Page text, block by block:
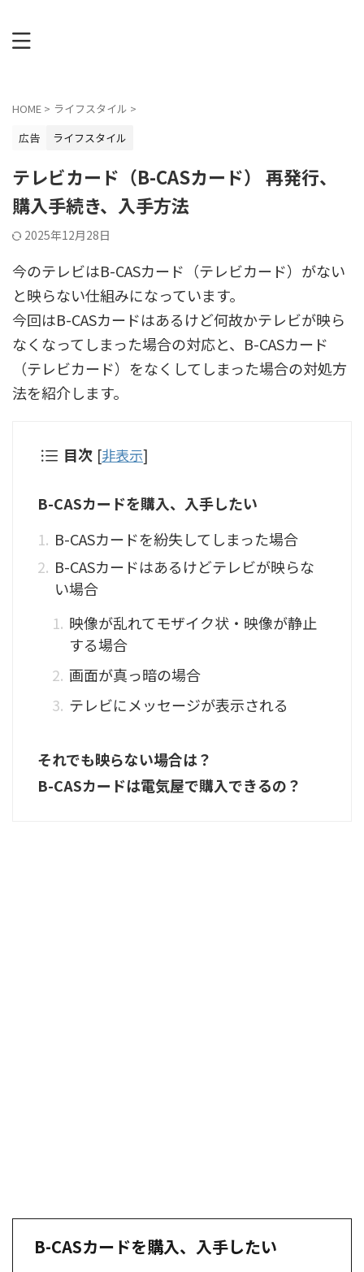
HOME > ライフスタイル >
広告
ライフスタイル
テレビカード（B-CASカード） 再発行、
購入手続き、入手方法
2025年12月28日
今のテレビはB-CASカード（テレビカード）がない
と映らない仕組みになっています。
今回はB-CASカードはあるけど何故かテレビが映ら
なくなってしまった場合の対応と、B-CASカード
（テレビカード）をなくしてしまった場合の対処方
法を紹介します。
目次 [非表示]
B-CASカードを購入、入手したい
B-CASカードを紛失してしまった場合
B-CASカードはあるけどテレビが映らな
い場合
映像が乱れてモザイク状・映像が静止
する場合
画面が真っ暗の場合
テレビにメッセージが表示される
それでも映らない場合は？
B-CASカードは電気屋で購入できるの？
B-CASカードを購入、入手したい